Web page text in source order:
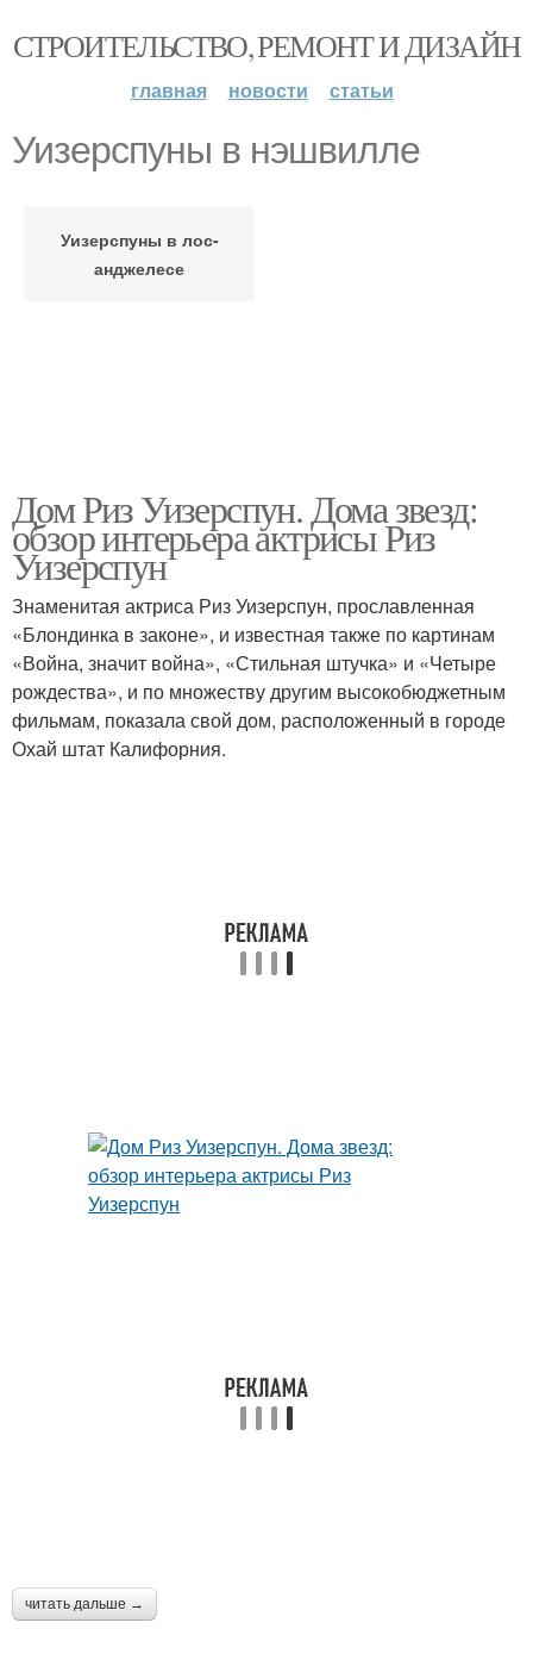
СТРОИТЕЛЬСТВО, РЕМОНТ И ДИЗАЙН
главная новости статьи
Уизерспуны в нэшвилле
Уизерспуны в лос-
анджелесе
Дом Риз Уизерспун. Дома звезд:
обзор интерьера актрисы Риз
Уизерспун
Знаменитая актриса Риз Уизерспун, прославленная
«Блондинка в законе», и известная также по картинам
«Война, значит война», «Стильная штучка» и «Четыре
рождества», и по множеству другим высокобюджетным
фильмам, показала свой дом, расположенный в городе
Охай штат Калифорния.
читать дальше →